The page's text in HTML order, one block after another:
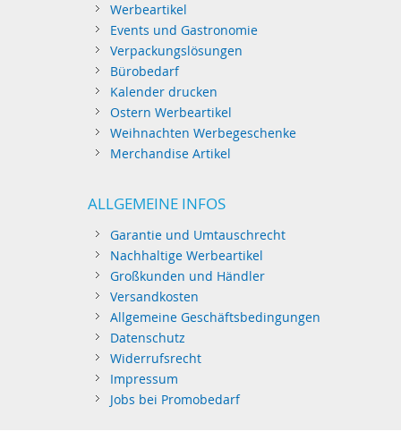
Werbeartikel
Events und Gastronomie
Verpackungslösungen
Bürobedarf
Kalender drucken
Ostern Werbeartikel
Weihnachten Werbegeschenke
Merchandise Artikel
ALLGEMEINE INFOS
Garantie und Umtauschrecht
Nachhaltige Werbeartikel
Großkunden und Händler
Versandkosten
Allgemeine Geschäftsbedingungen
Datenschutz
Widerrufsrecht
Impressum
Jobs bei Promobedarf